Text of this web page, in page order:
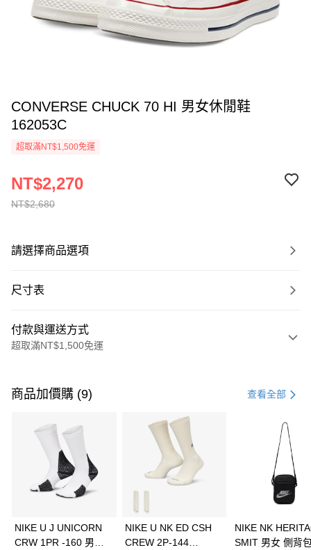
CONVERSE CHUCK 70 HI 男女休閒鞋
162053C
超取滿NT$1,500免運
NT$2,680
NT$2,270
請選擇商品選項
尺寸表
付款與運送方式
超取滿NT$1,500免運
信用卡一次付款
3 期 0 利率 每期 21家銀行
合作金庫商業銀行
第一商業銀行
華南商業銀行
彰化商業銀行
上海商業儲蓄銀行
Apple Pay
全盈+PAY
商品加價購 (9) 查看全部
NIKE U J UNICORN
CRW 1PR -160 男女
NIKE U NK ED CSH
CREW 2P-144
NIKE NK
SMIT 男女 側背